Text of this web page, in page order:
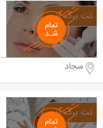
سجاد